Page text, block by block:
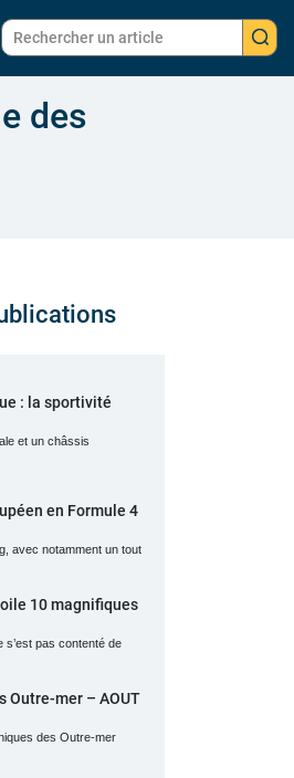
des
: la sportivité
et un châssis
en Formule 4
avec notamment un tout
10 magnifiques
s’est pas contenté de
Outre-mer – AOUT
des Outre-mer